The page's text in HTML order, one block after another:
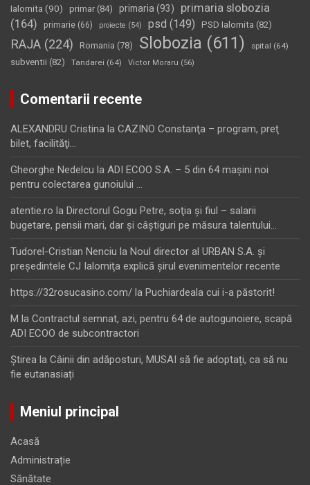
Ialomita (90) primar(84) primaria (93)
primaria slobozia
(164)
primarie (66) proiecte (54) psd (149) PSD Ialomita (82)
RAJA (224) Romania (78) Slobozia (611) spital (64)
subventii (82) Tandarei (64) Victor Moraru (56)
Comentarii recente
ALEXANDRU Cristina la CAZINO Constanţa – program, preţ
bilet, facilităţi…
Gheorghe Nedelcu la ADI ECOO S.A. – 5 din 64 maşini noi
pentru colectarea gunoiului …
atentie.ro la Directorul Gogu Petre, soţia şi fiul – salarii
bugetare, pensii mari, dar şi câştiguri pe măsura talentului…
Tudorel-Cristian Nenciu la Noul director al URBAN S.A. şi
preşedintele CJ Ialomiţa explică şirul evenimentelor recente
https://32rosucasino.com/ la Puchiardeala cui i-a păstorit!
M la Contractul semnat, azi, pentru 64 de autogunoiere, scapă
ADI ECOO de subcontractori
Ştirea la Câinii din adăposturi, MUSAI să fie adoptați, ca să nu
fie eutanasiați
Meniul principal
Acasă
Administrație
Sănătate